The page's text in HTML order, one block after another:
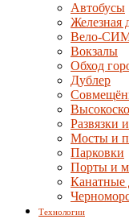
Автобусы
Железная
Вело-
Вокзалы
Обход
Дублер
Развязки
Мосты и
Парковки
Порты и
Канатные
Технологии